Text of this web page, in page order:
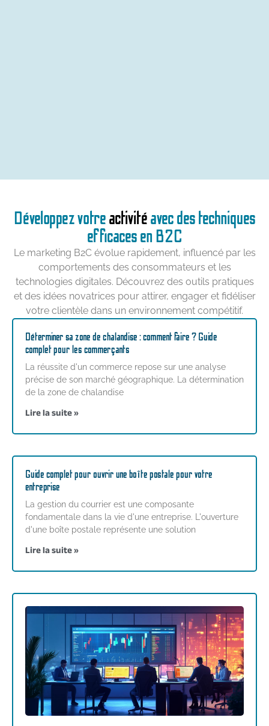
Développez votreactivitéavec des techniques
efficaces en B2C
Le marketing B2C évolue rapidement, influencé par les
comportements des consommateurs et les
technologies digitales. Découvrez des outils pratiques
et des idées novatrices pour attirer, engager et fidéliser
votre clientèle dans un environnement compétitif.
Déterminer sa zone de chalandise : comment faire ? Guide
complet pour les commerçants
La réussite d'un commerce repose sur une analyse
précise de son marché géographique. La détermination
de la zone de chalandise
Lire la suite »
Guide complet pour ouvrir une boîte postale pour votre
entreprise
La gestion du courrier est une composante
fondamentale dans la vie d'une entreprise. L'ouverture
d'une boîte postale représente une solution
Lire la suite »